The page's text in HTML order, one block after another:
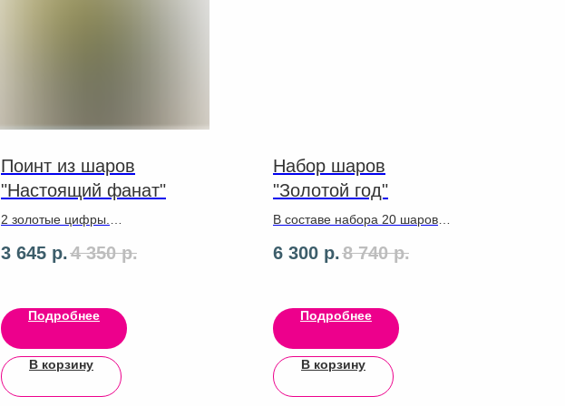
Поинт из шаров
"Настоящий фанат"
2 золотые цифры.
латексными пастель и хром в
Голубая звезда 46 см. Сфера
3D Синий 51 см.
3 645 р.4 350 р.
Подробнее
В корзину
Набор шаров
"Золотой год"
В составе набора 20 шаров
,грузики ,можно добавить
6 300 р.8 740 р.
Подробнее
В корзину